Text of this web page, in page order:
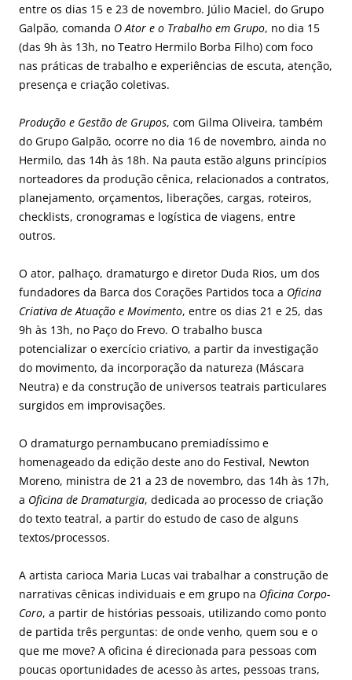
entre os dias 15 e 23 de novembro. Júlio Maciel, do Grupo
Galpão, comanda O Ator e o Trabalho em Grupo, no dia 15
(das 9h às 13h, no Teatro Hermilo Borba Filho) com foco
nas práticas de trabalho e experiências de escuta, atenção,
presença e criação coletivas.
Produção e Gestão de Grupos, com Gilma Oliveira, também
do Grupo Galpão, ocorre no dia 16 de novembro, ainda no
Hermilo, das 14h às 18h. Na pauta estão alguns princípios
norteadores da produção cênica, relacionados a contratos,
planejamento, orçamentos, liberações, cargas, roteiros,
checklists, cronogramas e logística de viagens, entre
outros.
O ator, palhaço, dramaturgo e diretor Duda Rios, um dos
fundadores da Barca dos Corações Partidos toca a Oficina
Criativa de Atuação e Movimento, entre os dias 21 e 25, das
9h às 13h, no Paço do Frevo. O trabalho busca
potencializar o exercício criativo, a partir da investigação
do movimento, da incorporação da natureza (Máscara
Neutra) e da construção de universos teatrais particulares
surgidos em improvisações.
O dramaturgo pernambucano premiadíssimo e
homenageado da edição deste ano do Festival, Newton
Moreno, ministra de 21 a 23 de novembro, das 14h às 17h,
a Oficina de Dramaturgia, dedicada ao processo de criação
do texto teatral, a partir do estudo de caso de alguns
textos/processos.
A artista carioca Maria Lucas vai trabalhar a construção de
narrativas cênicas individuais e em grupo na Oficina Corpo-
Coro, a partir de histórias pessoais, utilizando como ponto
de partida três perguntas: de onde venho, quem sou e o
que me move? A oficina é direcionada para pessoas com
poucas oportunidades de acesso às artes, pessoas trans,